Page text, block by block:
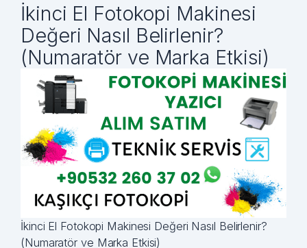
İkinci El Fotokopi Makinesi
Değeri Nasıl Belirlenir?
(Numaratör ve Marka Etkisi)
İkinci El Fotokopi Makinesi Değeri Nasıl Belirlenir?
(Numaratör ve Marka Etkisi)